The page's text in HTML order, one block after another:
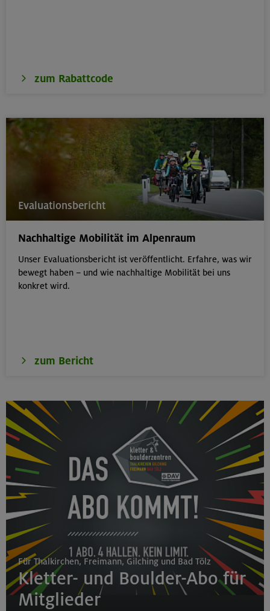
zum Rabattcode
Evaluationsbericht
Nachhaltige Mobilität im Alpenraum
Unser Evaluationsbericht ist veröffentlicht. Erfahre, was wir
bewegt haben – und wie nachhaltige Mobilität bei uns
konkret wird.
zum Bericht
Für Thalkirchen, Freimann, Gilching und Bad Tölz
Kletter- und Boulder-Abo für
Mitglieder